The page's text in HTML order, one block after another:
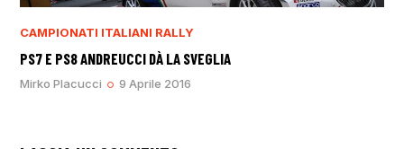
CAMPIONATI ITALIANI RALLY
PS7 E PS8 ANDREUCCI DÀ LA SVEGLIA
Mirko Placucci 9 Aprile 2016